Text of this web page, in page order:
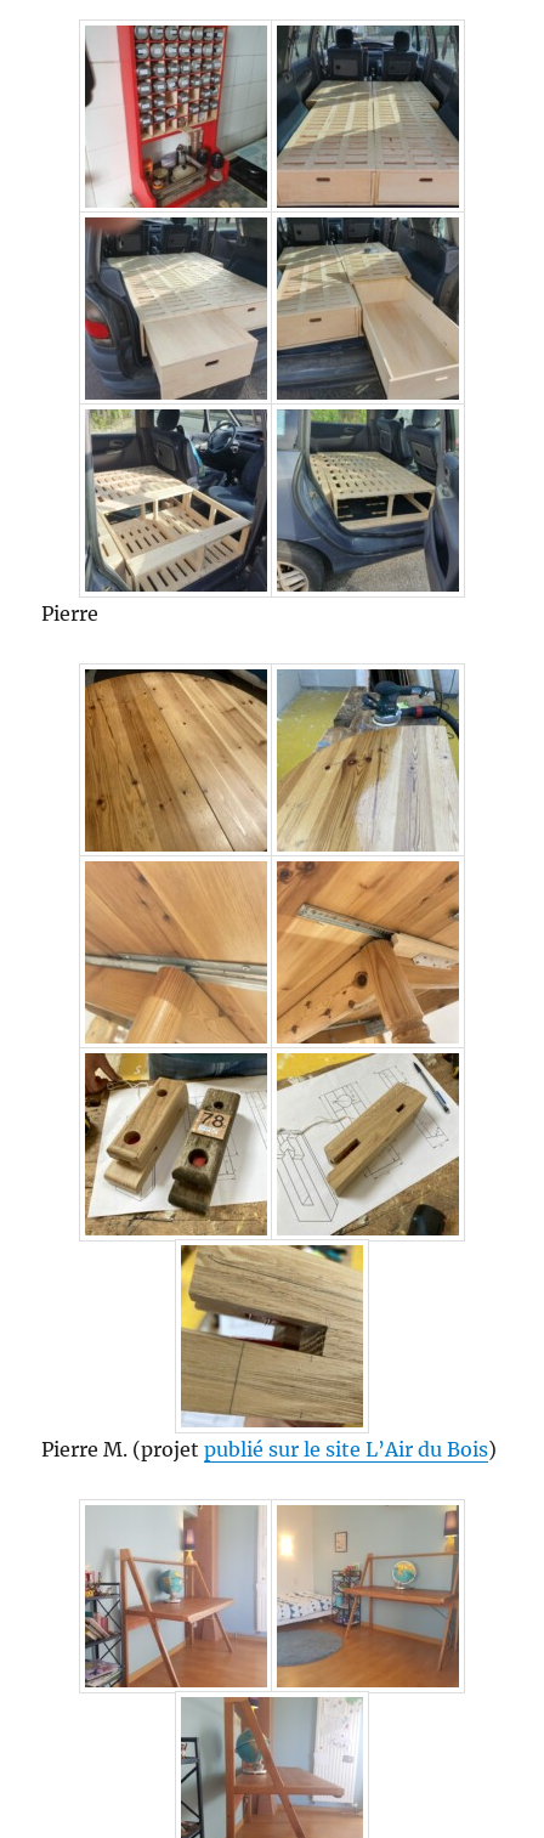
Pierre
Pierre M. (projetpublié sur le site L’Air du Bois)